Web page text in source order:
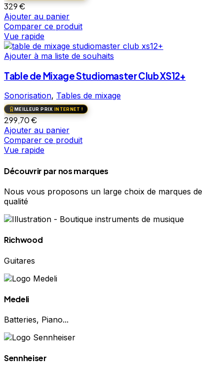
329€
Ajouter au panier
Comparer ce produit
Vue rapide
Ajouter à ma liste de souhaits
Table de Mixage Studiomaster Club XS12+
Sonorisation, Tables de mixage
MEILLEUR PRIX INTERNET !
299,70€
Ajouter au panier
Comparer ce produit
Vue rapide
Découvrir par nos marques
Nous vous proposons un large choix de marques de
qualité
Richwood
Guitares
Medeli
Batteries, Piano...
Sennheiser